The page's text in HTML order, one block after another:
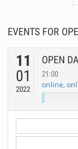
EVENTS FOR
11
01
2022
OPEN
21:00
online,